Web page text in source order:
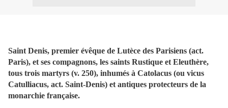
Saint Denis, premier évêque de Lutèce des Parisiens (act.
Paris), et ses compagnons, les saints Rustique et Eleuthère,
tous trois martyrs (v. 250), inhumés à Catolacus (ou vicus
Catulliacus, act. Saint-Denis) et antiques protecteurs de la
monarchie française.